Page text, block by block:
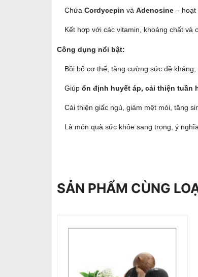
Chứa Cordycepin và Adenosine – hoạt
Kết hợp với các vitamin, khoáng chất và
Công dụng nổi bật:
Bồi bổ cơ thể, tăng cường sức đề
Giúp ổn định huyết áp, cải thiện tuần
Cải thiện giấc ngủ, giảm mệt mỏi, tăng
Là món quà sức khỏe sang trọng, ý
SẢN PHẨM CÙNG